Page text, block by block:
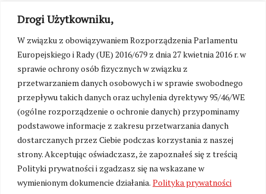
Drogi Użytkowniku,
W związku z obowiązywaniem Rozporządzenia Parlamentu
Europejskiego i Rady (UE) 2016/679 z dnia 27 kwietnia 2016 r. w
sprawie ochrony osób fizycznych w związku z
przetwarzaniem danych osobowych i w sprawie swobodnego
przepływu takich danych oraz uchylenia dyrektywy 95/46/WE
(ogólne rozporządzenie o ochronie danych) przypominamy
podstawowe informacje z zakresu przetwarzania danych
dostarczanych przez Ciebie podczas korzystania z naszej
strony. Akceptując oświadczasz, że zapoznałeś się z treścią
Polityki prywatności i zgadzasz się na wskazane w
wymienionym dokumencie działania. Polityka prywatności
Zmień ustawienia cookies